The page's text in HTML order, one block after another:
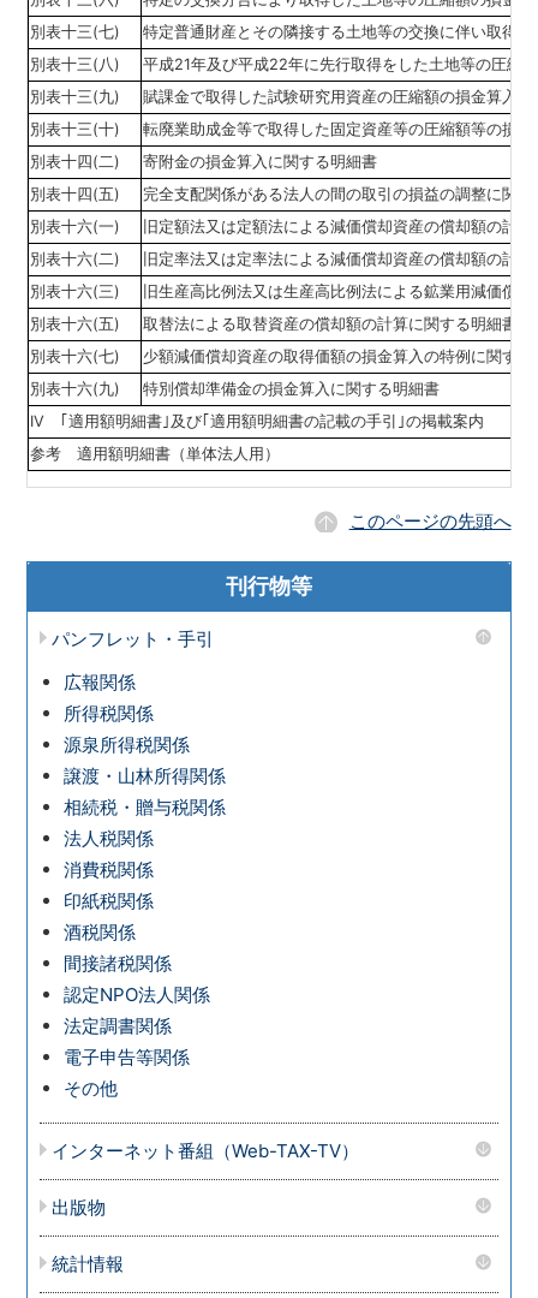
別表十三(七)
特定普通財産とその隣接する土地等の交換に伴い取得
別表十三(八)
平成21年及び平成22年に先行取得をした土地等の圧縮
別表十三(九)
賦課金で取得した試験研究用資産の圧縮額の損金算入
別表十三(十)
転廃業助成金等で取得した固定資産等の圧縮額等の損
別表十四(二)
寄附金の損金算入に関する明細書
別表十四(五)
完全支配関係がある法人の間の取引の損益の調整に関す
別表十六(一)
旧定額法又は定額法による減価償却資産の償却額の計
別表十六(二)
旧定率法又は定率法による減価償却資産の償却額の計
別表十六(三)
旧生産高比例法又は生産高比例法による鉱業用減価償
別表十六(五)
取替法による取替資産の償却額の計算に関する明細書
別表十六(七)
少額減価償却資産の取得価額の損金算入の特例に関する
別表十六(九)
特別償却準備金の損金算入に関する明細書
IV ｢適用額明細書｣及び｢適用額明細書の記載の手引｣の掲載案内
参考 適用額明細書（単体法人用）
このページの先頭へ
刊行物等
パンフレット・手引
広報関係
所得税関係
源泉所得税関係
譲渡・山林所得関係
相続税・贈与税関係
法人税関係
消費税関係
印紙税関係
酒税関係
間接諸税関係
認定NPO法人関係
法定調書関係
電子申告等関係
その他
インターネット番組（Web-TAX-TV）
出版物
統計情報